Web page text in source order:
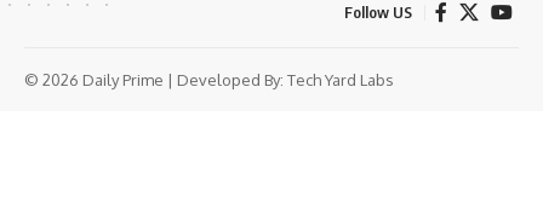
Follow US
© 2026 Daily Prime | Developed By: Tech Yard Labs